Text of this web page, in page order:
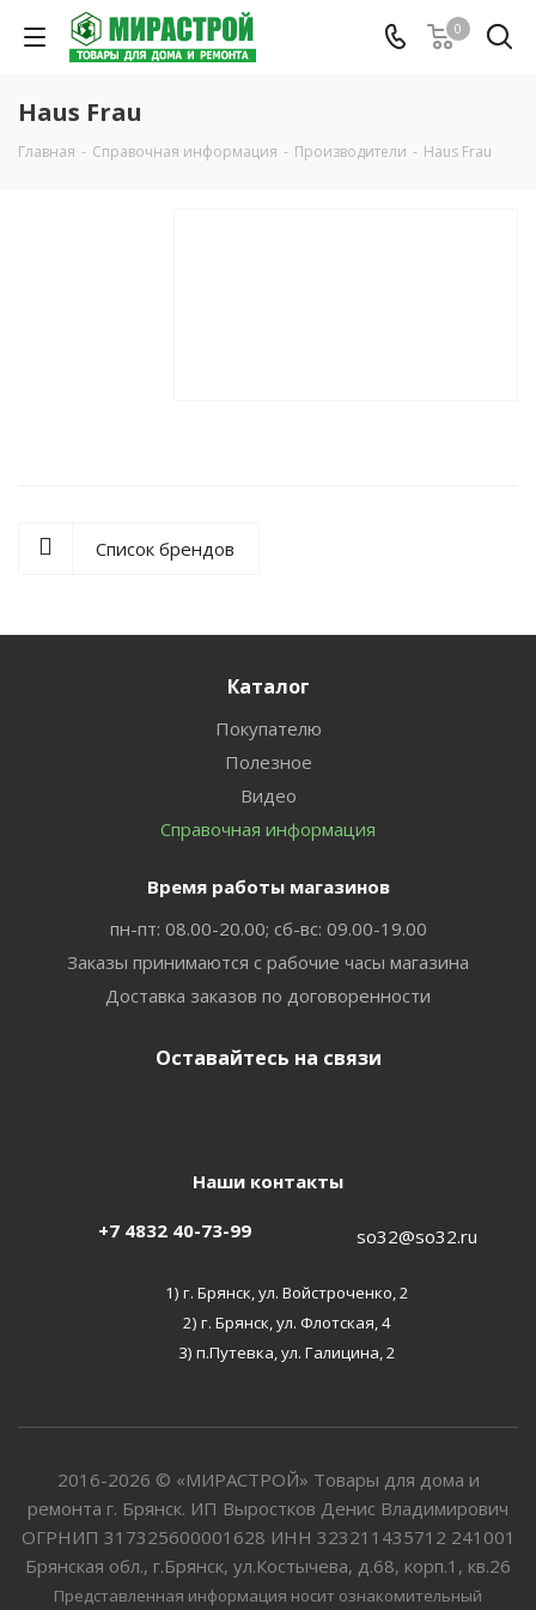
0
Haus Frau
Главная - Справочная информация - Производители - Haus Frau
Список брендов
Каталог
Покупателю
Полезное
Видео
Справочная информация
Время работы магазинов
пн-пт: 08.00-20.00; сб-вс: 09.00-19.00
Заказы принимаются с рабочие часы магазина
Доставка заказов по договоренности
Оставайтесь на связи
Наши контакты
+7 4832 40-73-99 so32@so32.ru
1) г. Брянск, ул. Войстроченко, 2
2) г. Брянск, ул. Флотская, 4
3) п.Путевка, ул. Галицина, 2
2016-2026 © «МИРАСТРОЙ» Товары для дома и
ремонта г. Брянск. ИП Выростков Денис Владимирович
ОГРНИП 317325600001628 ИНН 323211435712 241001
Брянская обл., г.Брянск, ул.Костычева, д.68, корп.1, кв.26
Представленная информация носит ознакомительный